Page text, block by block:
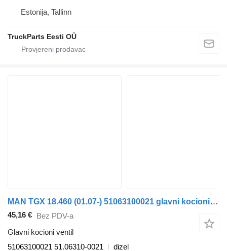
Estonija, Tallinn
TruckParts Eesti OÜ
MAN TGX 18.460 (01.07-) 51063100021 glavni kocioni ventil za MAN TGL, TGM, TGS, TGX (2005-2021) tegljača
45,16 € Bez PDV-a
Glavni kocioni ventil
51063100021 51.06310-0021
dizel